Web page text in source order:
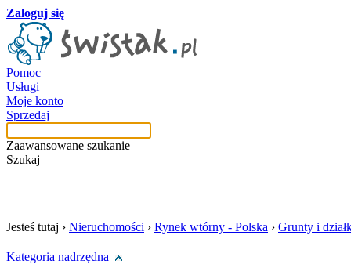
Zaloguj się
Pomoc
Usługi
Moje konto
Sprzedaj
Zaawansowane szukanie
Szukaj
Jesteś tutaj › Nieruchomości › Rynek wtórny - Polska › Grunty i
Kategoria nadrzędna